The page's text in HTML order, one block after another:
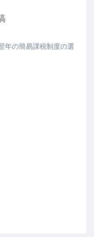
年の簡易課税制度の選